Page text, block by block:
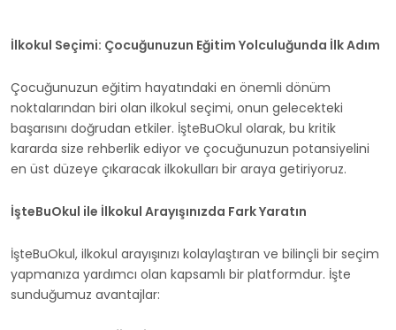
İlkokul Seçimi: Çocuğunuzun Eğitim Yolculuğunda İlk Adım
Çocuğunuzun eğitim hayatındaki en önemli dönüm
noktalarından biri olan ilkokul seçimi, onun gelecekteki
başarısını doğrudan etkiler. İşteBuOkul olarak, bu kritik
kararda size rehberlik ediyor ve çocuğunuzun potansiyelini
en üst düzeye çıkaracak ilkokulları bir araya getiriyoruz.
İşteBuOkul ile İlkokul Arayışınızda Fark Yaratın
İşteBuOkul, ilkokul arayışınızı kolaylaştıran ve bilinçli bir seçim
yapmanıza yardımcı olan kapsamlı bir platformdur. İşte
sunduğumuz avantajlar: